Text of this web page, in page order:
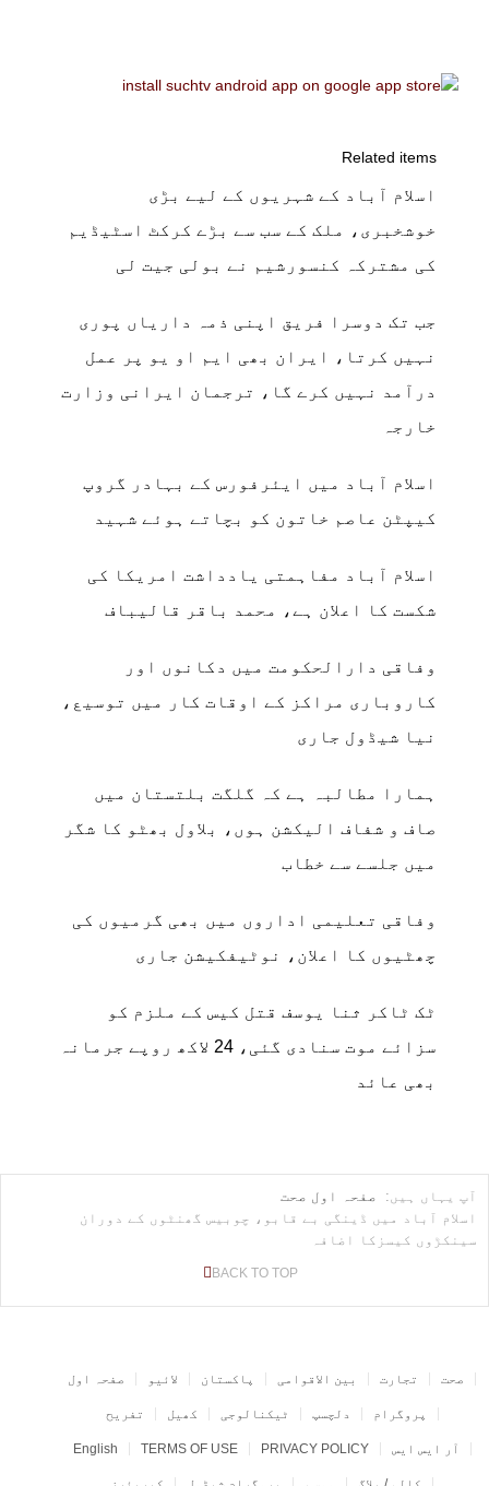
Related items
اسلام آباد کے شہریوں کے لیے بڑی
خوشخبری، ملک کے سب سے بڑے کرکٹ اسٹیڈیم
کی مشترکہ کنسورشیم نے بولی جیت لی
جب تک دوسرا فریق اپنی ذمہ داریاں پوری
نہیں کرتا، ایران بھی ایم او یو پر عمل
درآمد نہیں کرے گا، ترجمان ایرانی وزارت
خارجہ
اسلام آباد میں ایئرفورس کے بہادر گروپ
کیپٹن عاصم خاتون کو بچاتے ہوئے شہید
اسلام آباد مفاہمتی یادداشت امریکا کی
شکست کا اعلان ہے، محمد باقر قالیباف
وفاقی دارالحکومت میں دکانوں اور
کاروباری مراکز کے اوقات کار میں توسیع،
نیا شیڈول جاری
ہمارا مطالبہ ہے کہ گلگت بلتستان میں
صاف و شفاف الیکشن ہوں، بلاول بھٹو کا شگر
میں جلسے سے خطاب
وفاقی تعلیمی اداروں میں بھی گرمیوں کی
چھٹیوں کا اعلان، نوٹیفکیشن جاری
ٹک ٹاکر ثنا یوسف قتل کیس کے ملزم کو
سزائے موت سنادی گئی، 24 لاکھ روپے جرمانہ
بھی عائد
آپ یہاں ہیں: صفحہ اول صحت
اسلام آباد میں ڈینگی بے قابو، چوبیس گھنٹوں کے دوران
سینکڑوں کیسزکا اضافہ
BACK TO TOP
صفحہ اول لائیو پاکستان بین الاقوامی تجارت صحت
تفریح کھیل ٹیکنالوجی دلچسپ پروگرام
English TERMS OF USE PRIVACY POLICY آر ایس ایس